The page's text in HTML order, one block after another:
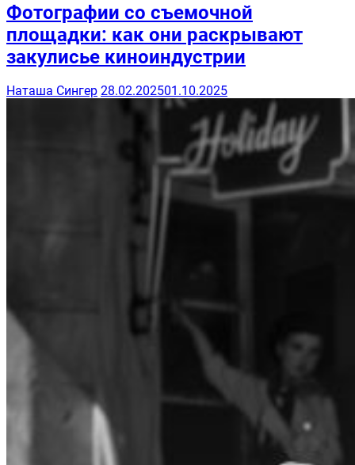
Фотографии со съемочной
площадки: как они раскрывают
закулисье киноиндустрии
Наташа Сингер 28.02.202501.10.2025